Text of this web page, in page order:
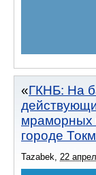
ГКНБ: На
мраморных
городе
Tazabek, 22